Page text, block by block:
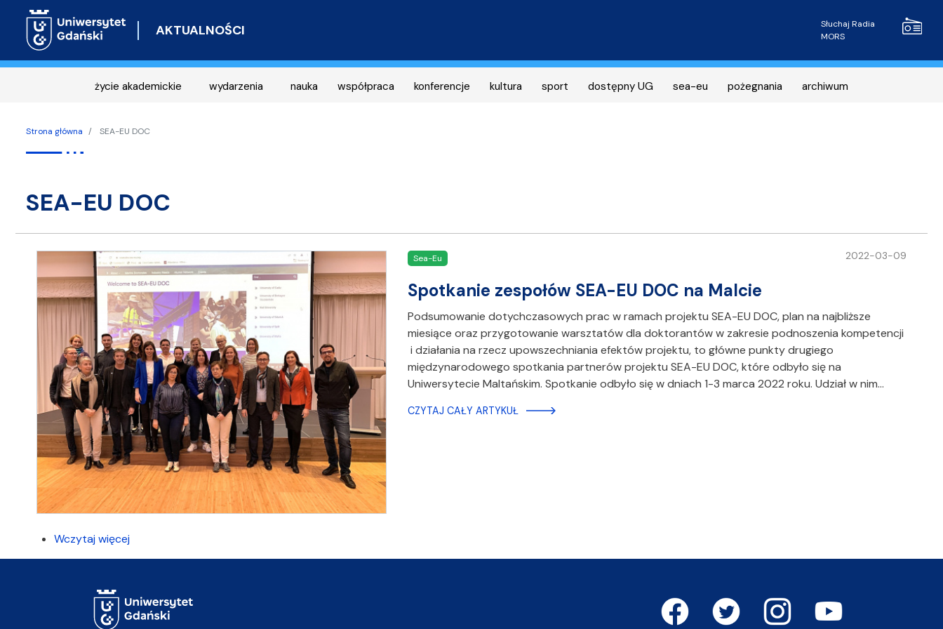
AKTUALNOŚCI Radio
Słuchaj Radia
MORS
życie akademickie wydarzenia nauka współpraca konferencje kultura sport dostępny UG sea-eu pożegnania archiwum
Strona główna SEA-EU DOC
SEA-EU DOC
Sea-Eu 2022-03-09
Spotkanie zespołów SEA-EU DOC na Malcie
Podsumowanie dotychczasowych prac w ramach projektu SEA-EU DOC, plan na najbliższe
miesiące oraz przygotowanie warsztatów dla doktorantów w zakresie podnoszenia kompetencji
i działania na rzecz upowszechniania efektów projektu, to główne punkty drugiego
międzynarodowego spotkania partnerów projektu SEA-EU DOC, które odbyło się na
Uniwersytecie Maltańskim. Spotkanie odbyło się w dniach 1-3 marca 2022 roku. Udział w nim…
CZYTAJ CAŁY ARTYKUŁ
Wczytaj więcej